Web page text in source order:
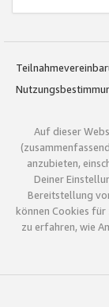
Auf dieser
anzubieten,
Deiner
Bereitstellung
können Cookies für
zu erfahren, wie